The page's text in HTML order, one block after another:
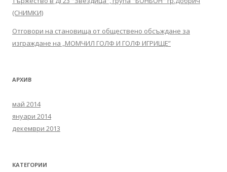
(СНИМКИ)
Отговори на становища от обществено обсъждане за
изграждане на „МОМЧИЛ ГОЛФ И ГОЛФ ИГРИЩЕ”
АРХИВ
май 2014
януари 2014
декември 2013
КАТЕГОРИИ